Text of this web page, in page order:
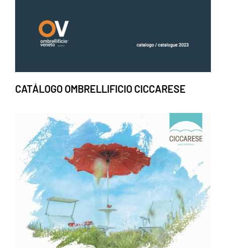
CATÁLOGO OMBRELLIFICIO CICCARESE